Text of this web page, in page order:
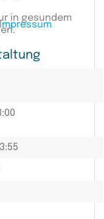
in gesundem
Impressum